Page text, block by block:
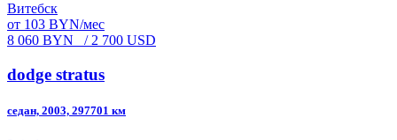
Витебск
от 103 BYN/мес
8 060 BYN
/ 2 700 USD
dodge stratus
седан, 2003, 297701 км